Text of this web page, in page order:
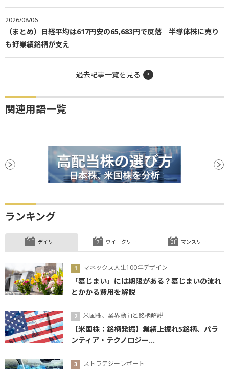
2026/08/06
（まとめ）日経平均は617円安の65,683円で反落 半導体株に売り
も好業績銘柄が支え
過去記事一覧を見る
関連用語一覧
ランキング
デイリー
マネックス人生100年デザイン
「墓じまい」には期限がある？墓じまいの流れ
とかかる費用を解説
米国株、業界動向と銘柄解説
【米国株：銘柄発掘】業績上振れ5銘柄、パラ
ンティア・テクノロジー...
ストラテジーレポート
ウイークリー マンスリー